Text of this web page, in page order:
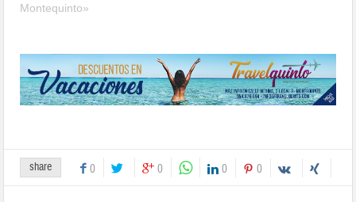
Montequinto»
share 0 0 0 0